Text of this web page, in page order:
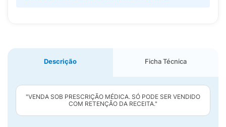
Descrição Ficha Técnica
"VENDA SOB PRESCRIÇÃO MÉDICA. SÓ PODE SER VENDIDO
COM RETENÇÃO DA RECEITA."